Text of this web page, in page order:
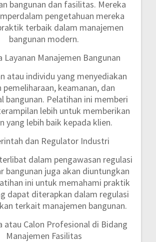
bangunan dan fasilitas. Mereka
pengetahuan mereka
terbaik dalam manajemen
bangunan modern.
Layanan Manajemen Bangunan
atau individu yang menyediakan
pemeliharaan, keamanan, dan
bangunan. Pelatihan ini memberi
lebih untuk memberikan
yang lebih baik kepada klien.
dan Regulator Industri
dalam pengawasan regulasi
bangunan juga akan diuntungkan
ini untuk memahami praktik
dapat diterapkan dalam regulasi
terkait manajemen bangunan.
atau Calon Profesional di Bidang
Manajemen Fasilitas